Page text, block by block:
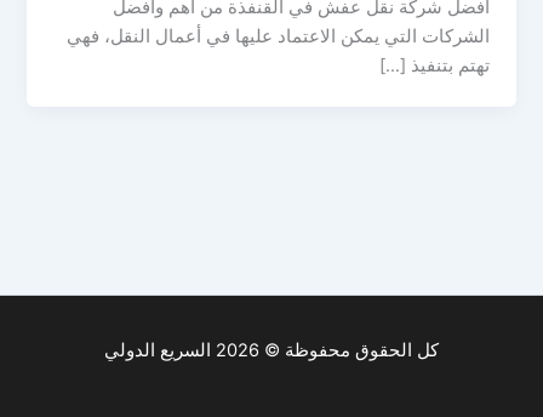
أفضل شركة نقل عفش في القنفذة من أهم وأفضل
الشركات التي يمكن الاعتماد عليها في أعمال النقل، فهي
تهتم بتنفيذ […]
كل الحقوق محفوظة © 2026 السريع الدولي